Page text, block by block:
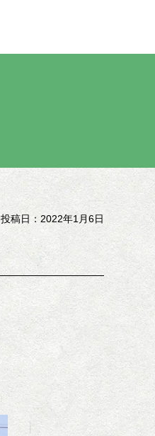
投稿日：2022年1月6日